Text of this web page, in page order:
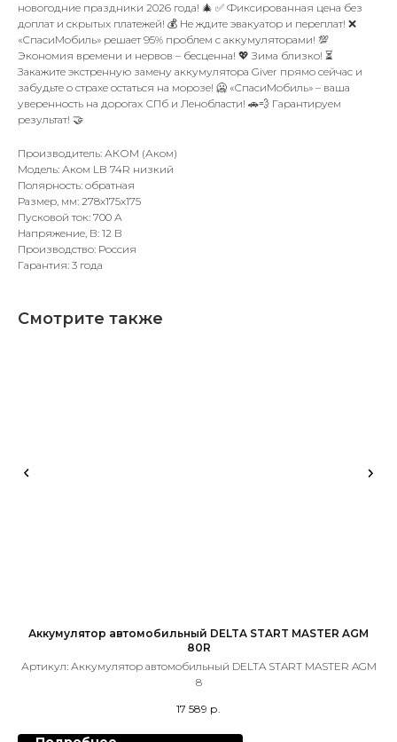
новогодние праздники 2026 года! 🎄 ✅ Фиксированная цена без
доплат и скрытых платежей! 💰 Не ждите эвакуатор и переплат! ❌
«СпасиМобиль» решает 95% проблем с аккумуляторами! 💯
Экономия времени и нервов – бесценна! 💖 Зима близко! ⏳
Закажите экстренную замену аккумулятора Giver прямо сейчас и
забудьте о страхе остаться на морозе! 🥶 «СпасиМобиль» – ваша
уверенность на дорогах СПб и Ленобласти! 🚗💨 Гарантируем
результат! 🤝
Производитель: АКОМ (Аком)
Модель: Аком LB 74R низкий
Полярность: обратная
Размер, мм: 278x175x175
Пусковой ток: 700 А
Напряжение, В: 12 В
Производство: Россия
Гарантия: 3 года
Смотрите также
Аккумулятор автомобильный DELTA START MASTER AGM
80R
Артикул: Аккумулятор автомобильный DELTA START MASTER AGM
8
17 589 р.